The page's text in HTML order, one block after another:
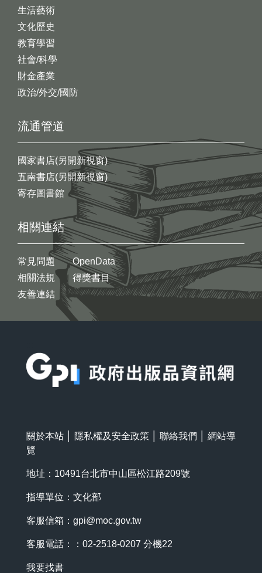
生活藝術
文化歷史
教育學習
社會/科學
財金產業
政治/外交/國防
流通管道
國家書店(另開新視窗)
五南書店(另開新視窗)
寄存圖書館
相關連結
常見問題
相關法規
友善連結
OpenData
得獎書目
關於本站 隱私權及安全政策 聯絡我們
網站導
覽
地址：10491台北市中山區松江路209號
指導單位：文化部
客服信箱： gpi@moc.gov.tw
客服電話：：02-2518-0207 分機22
我要找書